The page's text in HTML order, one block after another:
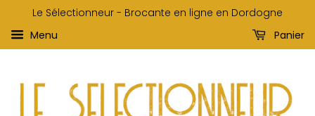
Le Sélectionneur - Brocante en ligne en Dordogne
Menu
Panier